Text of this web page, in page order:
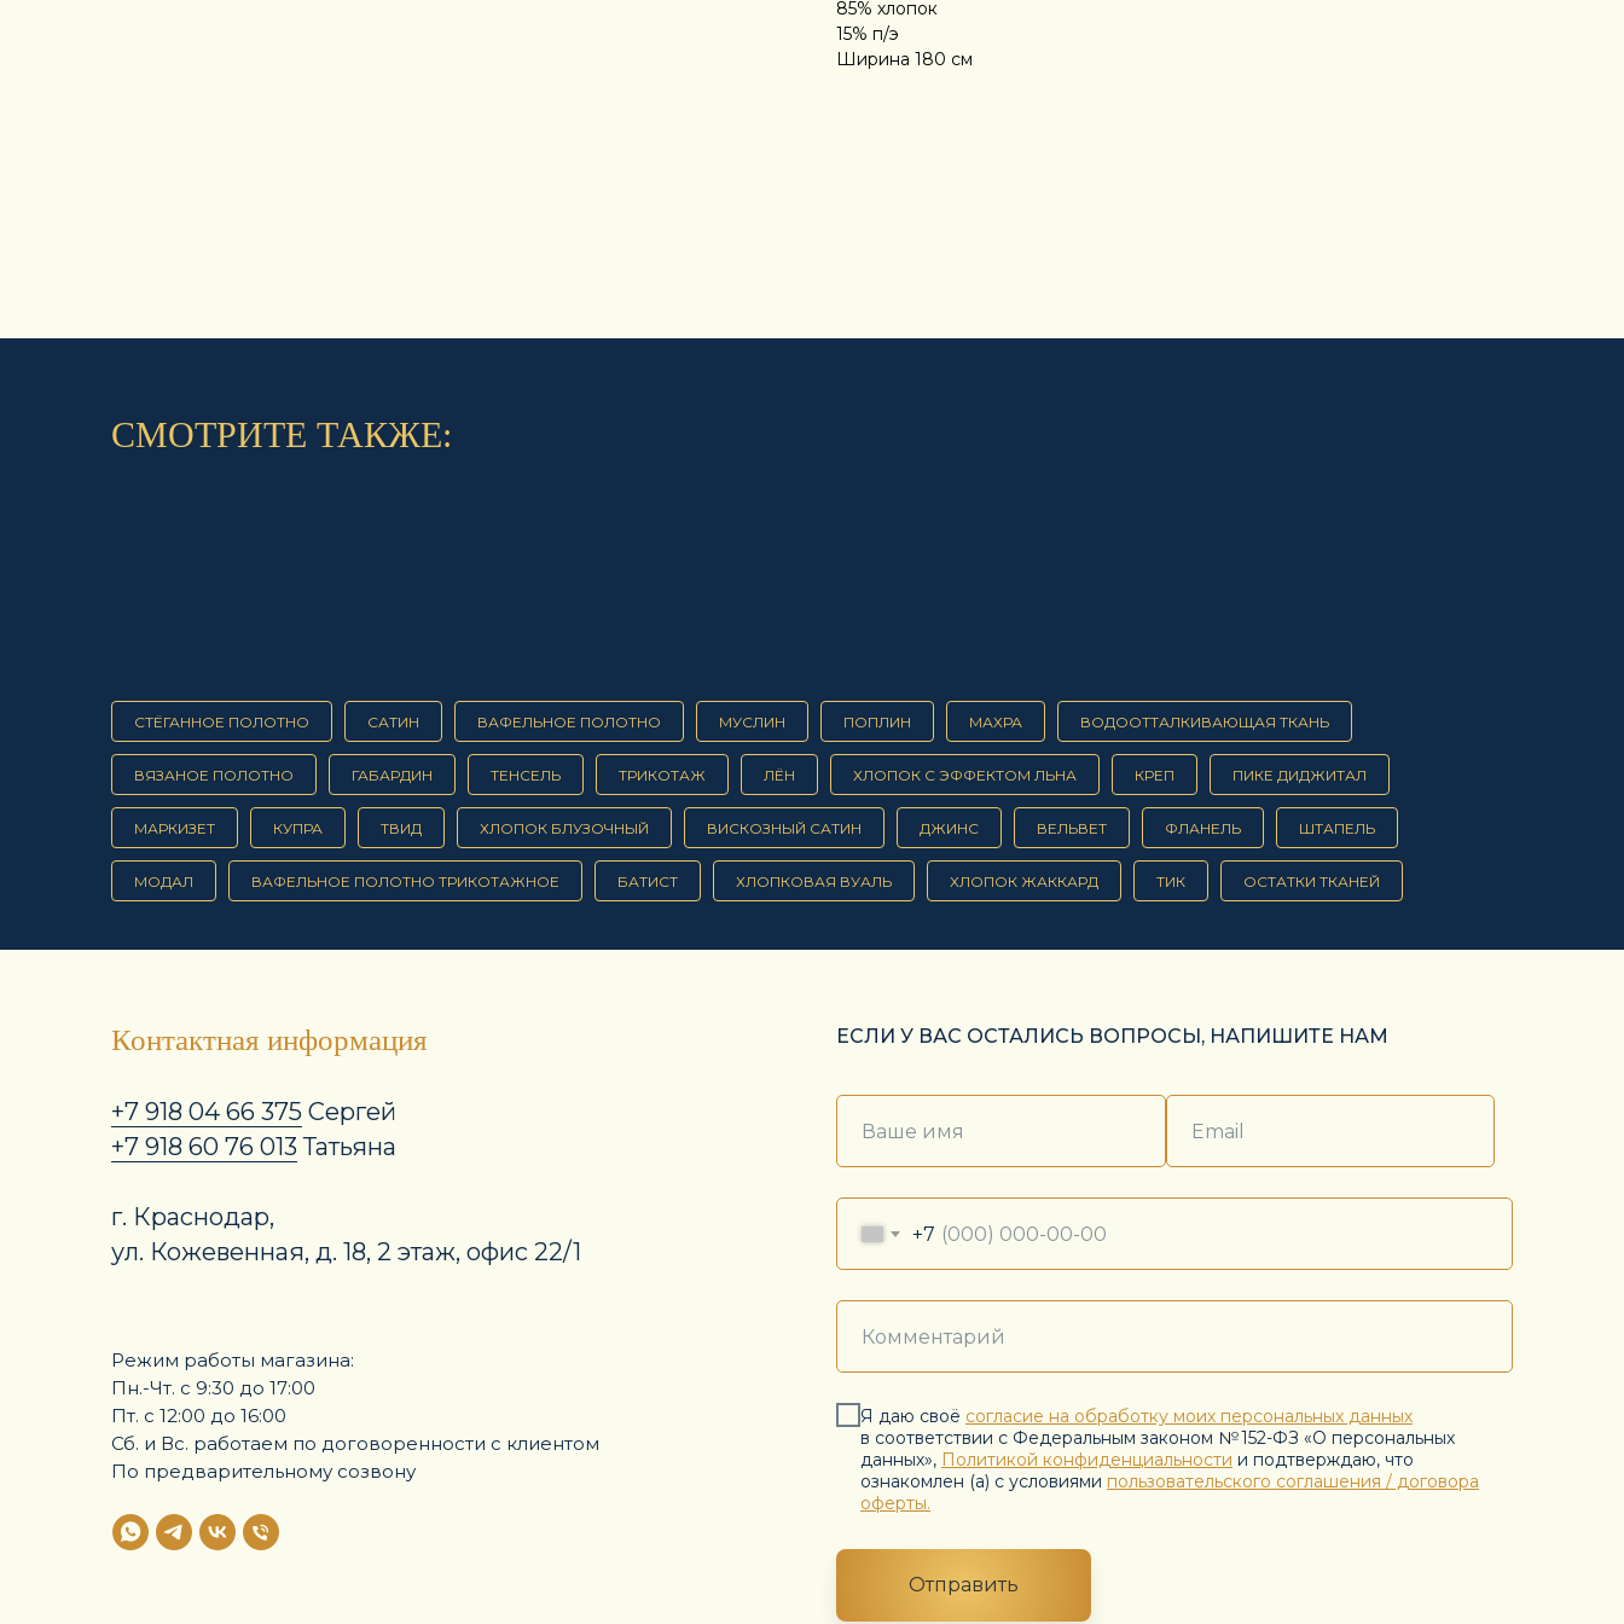
85% хлопок
15% п/э
Ширина 180 см
СМОТРИТЕ ТАКЖЕ:
СТЁГАННОЕ ПОЛОТНО САТИН ВАФЕЛЬНОЕ ПОЛОТНО МУСЛИН ПОПЛИН МАХРА ВОДООТТАЛКИВАЮЩАЯ ТКАНЬ
ВЯЗАНОЕ ПОЛОТНО ГАБАРДИН ТЕНСЕЛЬ ТРИКОТАЖ ЛЁН ХЛОПОК С ЭФФЕКТОМ ЛЬНА КРЕП ПИКЕ ДИДЖИТАЛ
МАРКИЗЕТ КУПРА ТВИД ХЛОПОК БЛУЗОЧНЫЙ ВИСКОЗНЫЙ САТИН ДЖИНС ВЕЛЬВЕТ ФЛАНЕЛЬ ШТАПЕЛЬ
МОДАЛ ВАФЕЛЬНОЕ ПОЛОТНО ТРИКОТАЖНОЕ БАТИСТ ХЛОПКОВАЯ ВУАЛЬ ХЛОПОК ЖАККАРД ТИК ОСТАТКИ ТКАНЕЙ
Контактная информация ЕСЛИ У ВАС ОСТАЛИСЬ ВОПРОСЫ, НАПИШИТЕ НАМ
+7 918 04 66 375 Сергей
+7 918 60 76 013 Татьяна
г. Краснодар,
ул. Кожевенная, д. 18, 2 этаж, офис 22/1
Режим работы магазина:
Пн.-Чт. с 9:30 до 17:00
Пт. с 12:00 до 16:00
Сб. и Вс. работаем по договоренности с клиентом
По предварительному созвону
+7
Я даю своё согласие на обработку моих персональных данных
в соответствии с Федеральным законом № 152-ФЗ «О персональных
данных», Политикой конфиденциальности и подтверждаю, что
ознакомлен (а) с условиями пользовательского соглашения / договора
оферты.
Отправить